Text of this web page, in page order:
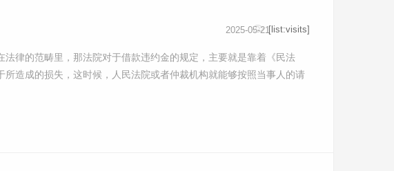
律的范畴里，那法院对于借款违约金的规定，主要就是靠着《民法
造成的损失，这时候，人民法院或者仲裁机构就能够按照当事人的请
2025-05-21[list:visits]